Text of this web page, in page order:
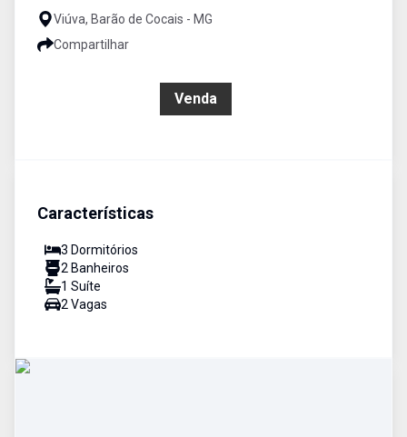
Viúva, Barão de Cocais - MG
Compartilhar
Venda
Características
3 Dormitórios
2 Banheiros
1 Suíte
2 Vagas